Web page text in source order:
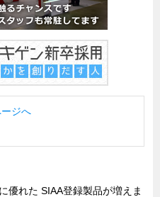
ジへ
優れた SIAA登録製品が増えま